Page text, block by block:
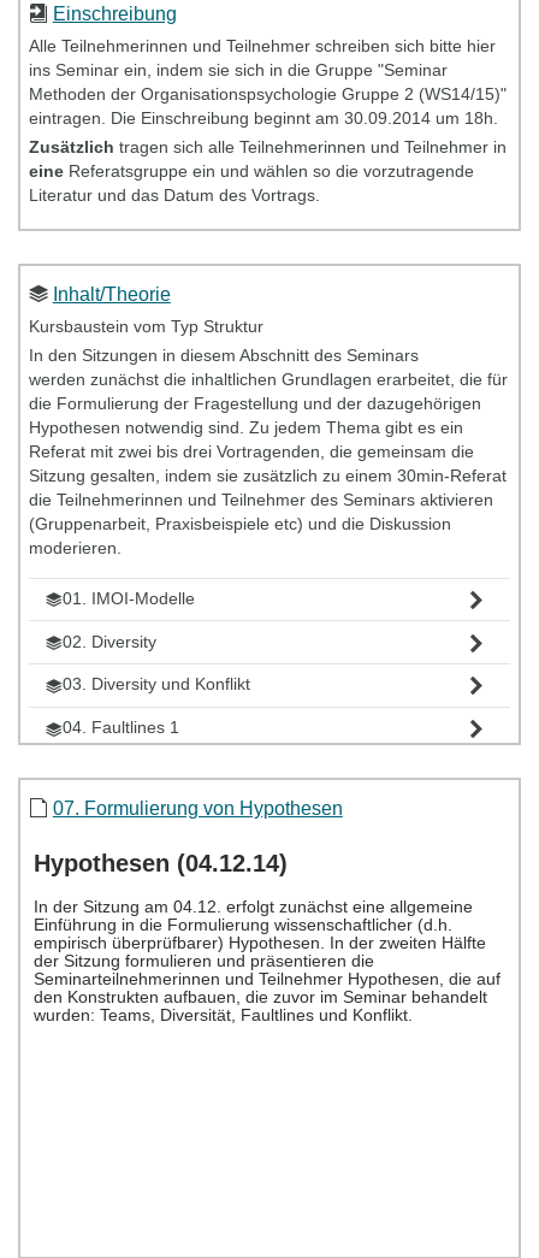
Einschreibung
Alle Teilnehmerinnen und Teilnehmer schreiben sich bitte hier
ins Seminar ein, indem sie sich in die Gruppe "Seminar
Methoden der Organisationspsychologie Gruppe 2 (WS14/15)"
eintragen. Die Einschreibung beginnt am 30.09.2014 um 18h.
Zusätzlich tragen sich alle Teilnehmerinnen und Teilnehmer in
eineReferatsgruppe ein und wählen so die vorzutragende
Literatur und das Datum des Vortrags.
Inhalt/Theorie
Kursbaustein vom Typ Struktur
In den Sitzungen in diesem Abschnitt des Seminars
werden zunächst die inhaltlichen Grundlagen erarbeitet, die für
die Formulierung der Fragestellung und der dazugehörigen
Hypothesen notwendig sind. Zu jedem Thema gibt es ein
Referat mit zwei bis drei Vortragenden, die gemeinsam die
Sitzung gesalten, indem sie zusätzlich zu einem 30min-Referat
die Teilnehmerinnen und Teilnehmer des Seminars aktivieren
(Gruppenarbeit, Praxisbeispiele etc) und die Diskussion
moderieren.
01. IMOI-Modelle
02. Diversity
03. Diversity und Konflikt
04. Faultlines 1
07. Formulierung von Hypothesen